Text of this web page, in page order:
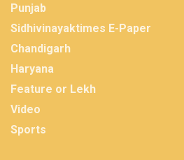
Punjab
Sidhivinayaktimes E-Paper
Chandigarh
Haryana
Feature or Lekh
Video
Sports